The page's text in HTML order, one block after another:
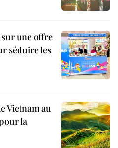
une offre
séduire les
Vietnam au
la